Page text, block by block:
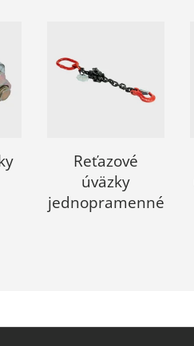
Reťazové
úväzky
jednopramenné